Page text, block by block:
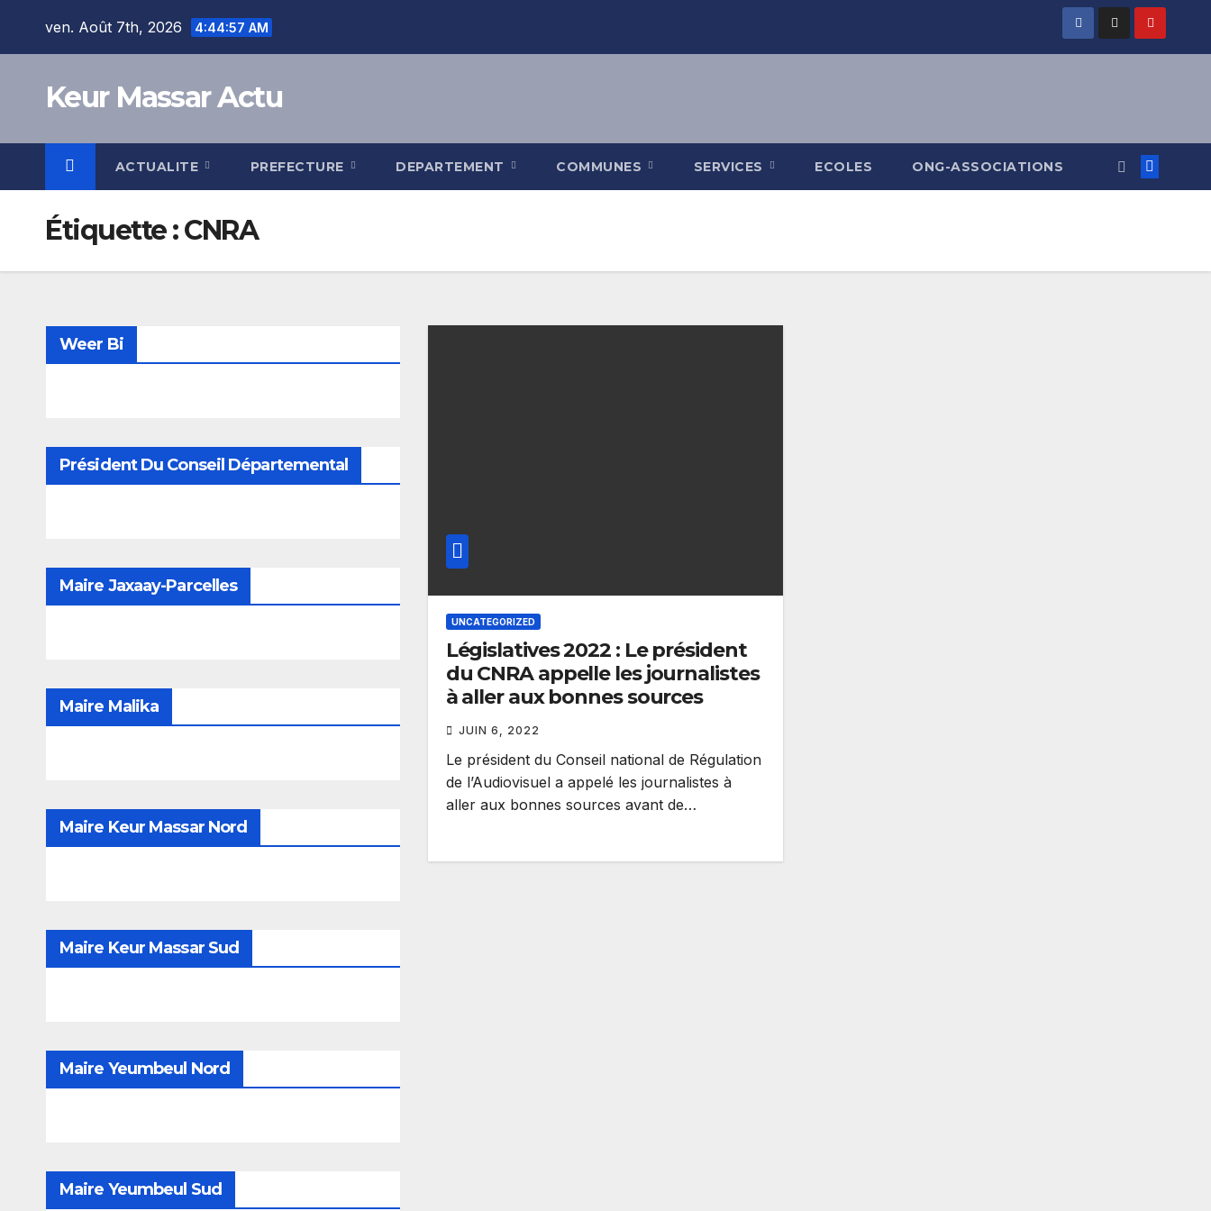
ven. Août 7th, 2026 4:44:57 AM
Keur Massar Actu
ACTUALITE PREFECTURE DEPARTEMENT COMMUNES SERVICES ECOLES ONG-ASSOCIATIONS
Étiquette :CNRA
Weer Bi
Président Du Conseil Départemental
Maire Jaxaay-Parcelles
Maire Malika
Maire Keur Massar Nord
Maire Keur Massar Sud
Maire Yeumbeul Nord
Maire Yeumbeul Sud
UNCATEGORIZED
Législatives 2022 : Le président
du CNRA appelle les journalistes
à aller aux bonnes sources
JUIN 6, 2022
Le président du Conseil national de Régulation
de l’Audiovisuel a appelé les journalistes à
aller aux bonnes sources avant de…